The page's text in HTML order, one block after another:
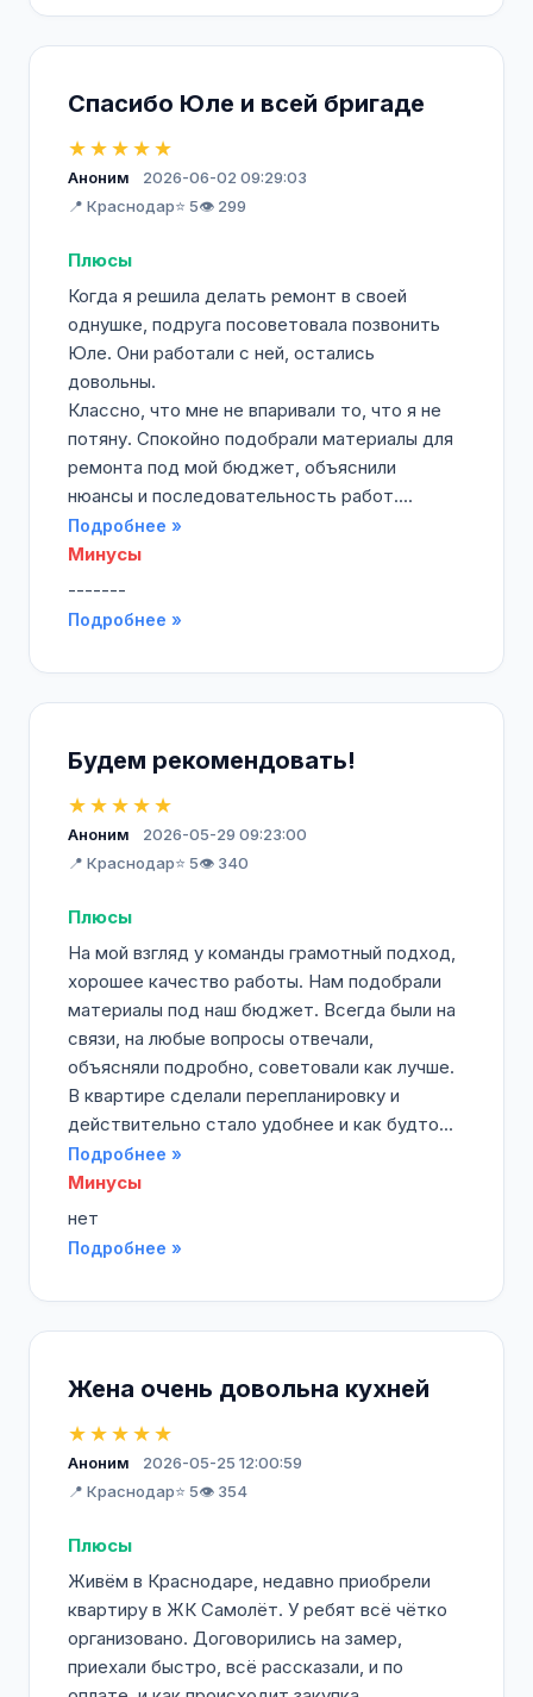
Спасибо Юле и всей бригаде
★★★★★
Аноним
2026-06-02 09:29:03
📍 Краснодар⭐ 5👁️ 299
Плюсы
Когда я решила делать ремонт в своей
однушке, подруга посоветовала позвонить
Юле. Они работали с ней, остались
довольны.
Классно, что мне не впаривали то, что я не
потяну. Спокойно подобрали материалы для
ремонта под мой бюджет, объяснили
нюансы и последовательность работ....
Подробнее »
Минусы
-------
Подробнее »
Будем рекомендовать!
★★★★★
Аноним
2026-05-29 09:23:00
📍 Краснодар⭐ 5👁️ 340
Плюсы
На мой взгляд у команды грамотный подход,
хорошее качество работы. Нам подобрали
материалы под наш бюджет. Всегда были на
связи, на любые вопросы отвечали,
объясняли подробно, советовали как лучше.
В квартире сделали перепланировку и
действительно стало удобнее и как будто...
Подробнее »
Минусы
нет
Подробнее »
Жена очень довольна кухней
★★★★★
Аноним
2026-05-25 12:00:59
📍 Краснодар⭐ 5👁️ 354
Плюсы
Живём в Краснодаре, недавно приобрели
квартиру в ЖК Самолёт. У ребят всё чётко
организовано. Договорились на замер,
приехали быстро, всё рассказали, и по